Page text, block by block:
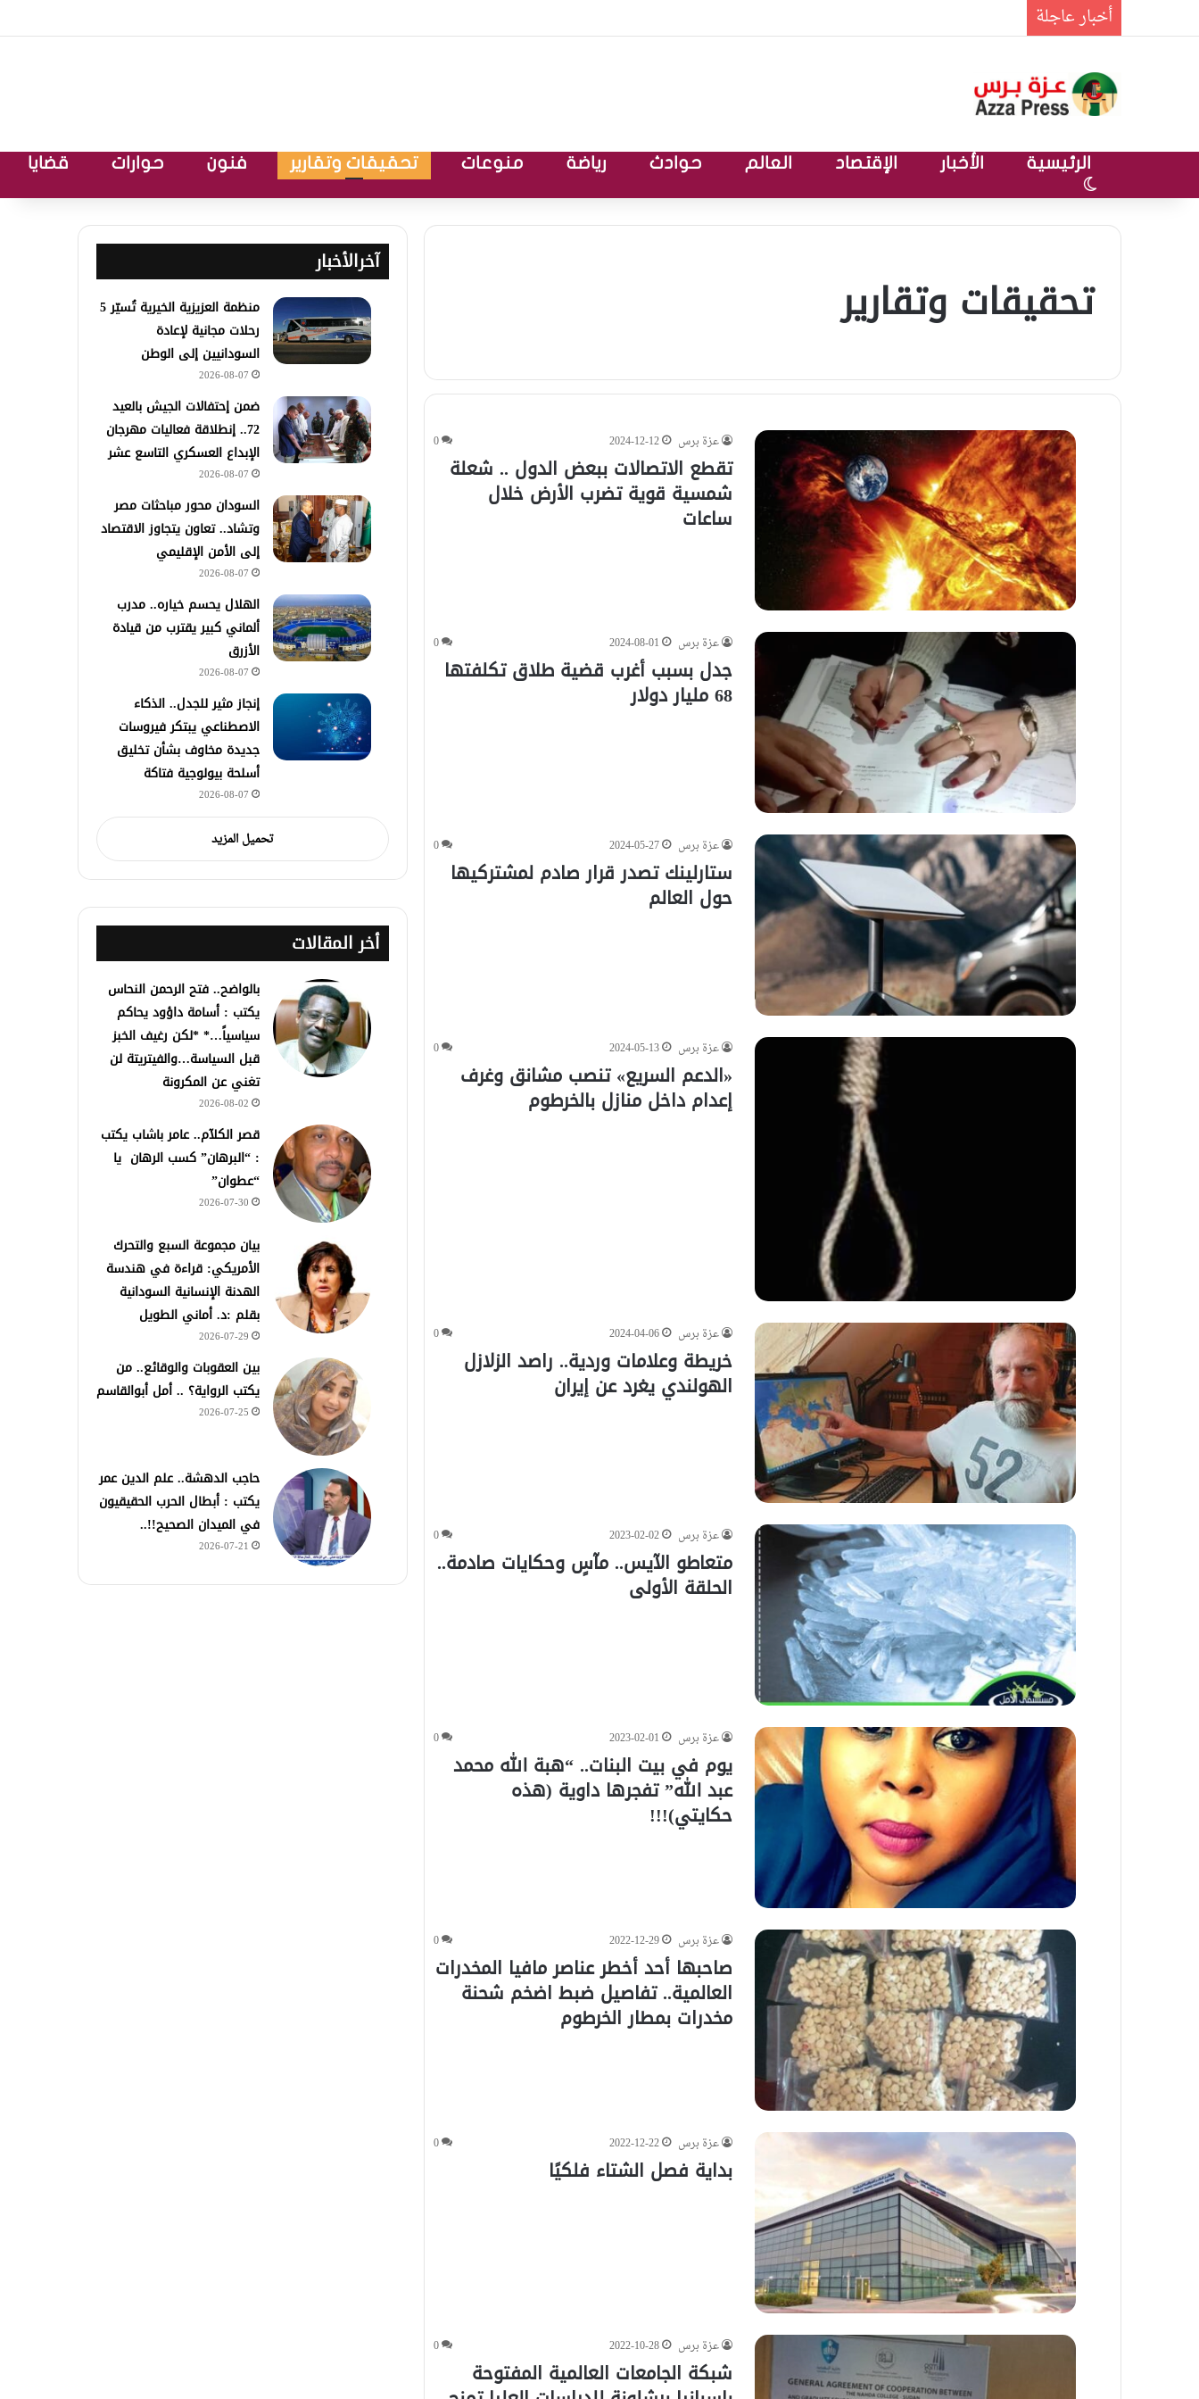
أخبار عاجلة
الرئيسية الأخبار الإقتصاد العالم حوادث رياضة منوعات تحقيقات وتقارير فنون حوارات قضايا
الوضع المظلم
تحقيقات وتقارير
عزة برس 2024-12-12
0
تقطع الاتصالات ببعض الدول .. شعلة
شمسية قوية تضرب الأرض خلال
ساعات
عزة برس 2024-08-01
0
جدل بسبب أغرب قضية طلاق تكلفتها
68 مليار دولار
عزة برس 2024-05-27
0
ستارلينك تصدر قرار صادم لمشتركيها
حول العالم
عزة برس 2024-05-13
0
«الدعم السريع» تنصب مشانق وغرف
إعدام داخل منازل بالخرطوم
عزة برس 2024-04-06
0
خريطة وعلامات وردية.. راصد الزلازل
الهولندي يغرد عن إيران
عزة برس 2023-02-02
0
متعاطو الآيس.. مآسٍ وحكايات صادمة..
الحلقة الأولى
عزة برس 2023-02-01
0
يوم في بيت البنات.. “هبة الله محمد
عبد الله” تفجرها داوية (هذه
حكايتي)!!!
عزة برس 2022-12-29
0
صاحبها أحد أخطر عناصر مافيا المخدرات
العالمية.. تفاصيل ضبط اضخم شحنة
مخدرات بمطار الخرطوم
عزة برس 2022-12-22
0
بداية فصل الشتاء فلكيًا
عزة برس 2022-10-28
0
شبكة الجامعات العالمية المفتوحة
آخرالأخبار
منظمة العزيزية الخيرية تُسيّر 5
رحلات مجانية لإعادة
السودانيين إلى الوطن
2026-08-07
ضمن إحتفالات الجيش بالعيد
72.. إنطلاقة فعاليات مهرجان
الإبداع العسكري التاسع عشر
2026-08-07
السودان محور مباحثات مصر
وتشاد.. تعاون يتجاوز الاقتصاد
إلى الأمن الإقليمي
2026-08-07
الهلال يحسم خياره.. مدرب
ألماني كبير يقترب من قيادة
الأزرق
2026-08-07
إنجاز مثير للجدل.. الذكاء
الاصطناعي يبتكر فيروسات
جديدة مخاوف بشأن تخليق
أسلحة بيولوجية فتاكة
2026-08-07
تحميل المزيد
أخر المقالات
بالواضح.. فتح الرحمن النحاس
يكتب : أسامة داؤود يحاكم
سياسياً…* *لكن رغيف الخبز
قبل السياسة…والفيتريتة لن
تغني عن المكرونة
2026-08-02
قصر الكلآم.. عامر باشاب يكتب
: “البرهان” كسب الرهان يا
“عطوان”
2026-07-30
بيان مجموعة السبع والتحرك
الأمريكي: قراءة في هندسة
الهدنة الإنسانية السودانية
بقلم :د. أماني الطويل
2026-07-29
بين العقوبات والوقائع.. من
يكتب الرواية؟ .. أمل أبوالقاسم
2026-07-25
حاجب الدهشة.. علم الدين عمر
يكتب : أبطال الحرب الحقيقيون
في الميدان الصحيح!!..
2026-07-21